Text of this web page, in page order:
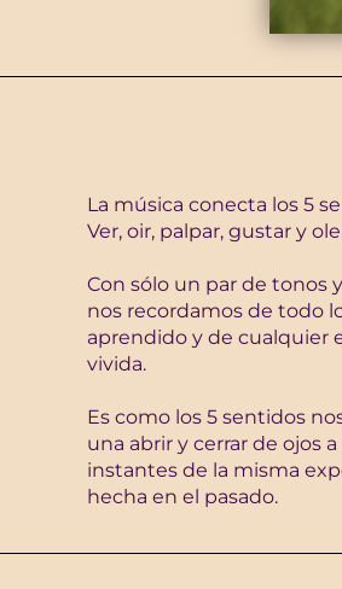
La música conecta los 5
Ver, oir, palpar, gustar y
Con sólo un par de tonos
nos recordamos de todo
aprendido y de cualquier
vivida.
Es como los 5 sentidos
una abrir y cerrar de ojos a
instantes de la misma
hecha en el pasado.